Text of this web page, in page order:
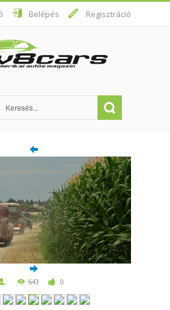
Belépés Regisztráció
643 0